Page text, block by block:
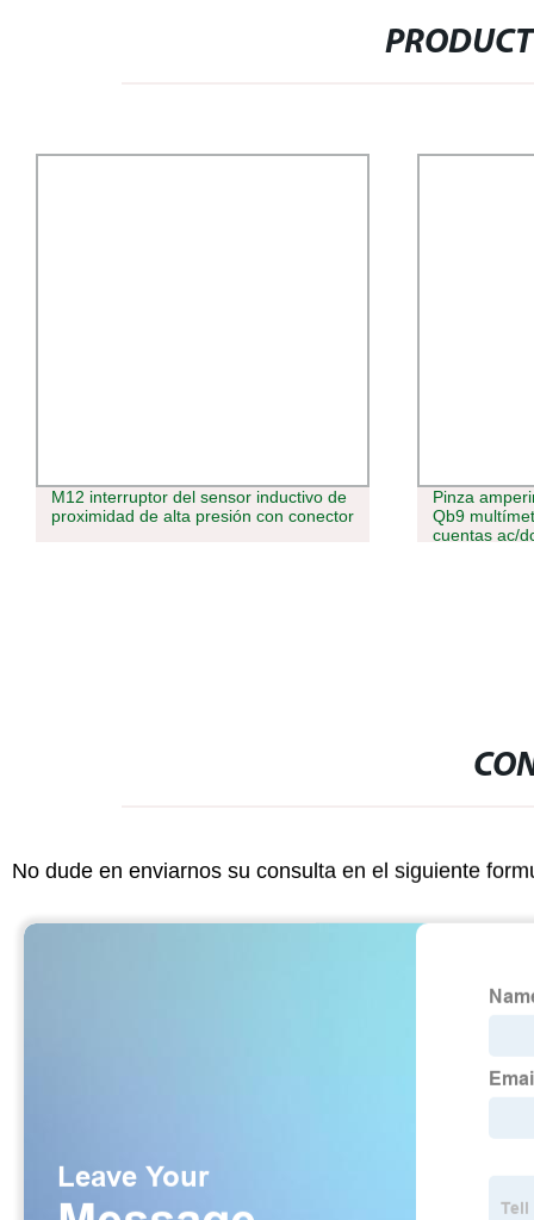
M12 interruptor del sensor inductivo de
proximidad de alta presión con conector
Pinza
Qb9
cuentas ac/
No dude en enviarnos su consulta en el siguiente